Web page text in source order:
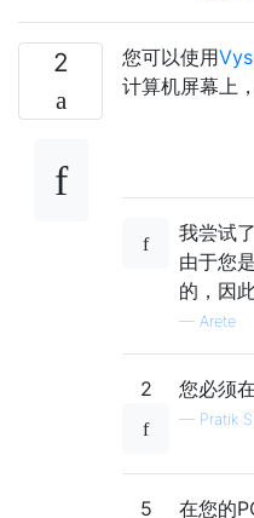
2 您可以使用
计算机屏幕上
我尝试
由于您
的，因
— Arete
2 您必须
— Pratik
5
在您的